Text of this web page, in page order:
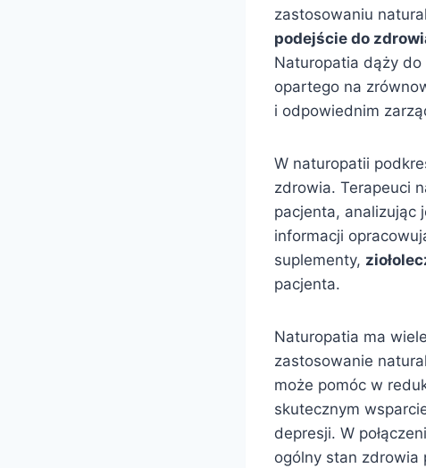
zastosowaniu
podejście do
Naturopatia dąży
opartego na
i odpowiednim
W naturopatii
zdrowia. Terapeuci
pacjenta, analizując
informacji
suplementy,
pacjenta.
Naturopatia ma
zastosowanie
może pomóc w
skutecznym
depresji. W
ogólny stan zdrowia